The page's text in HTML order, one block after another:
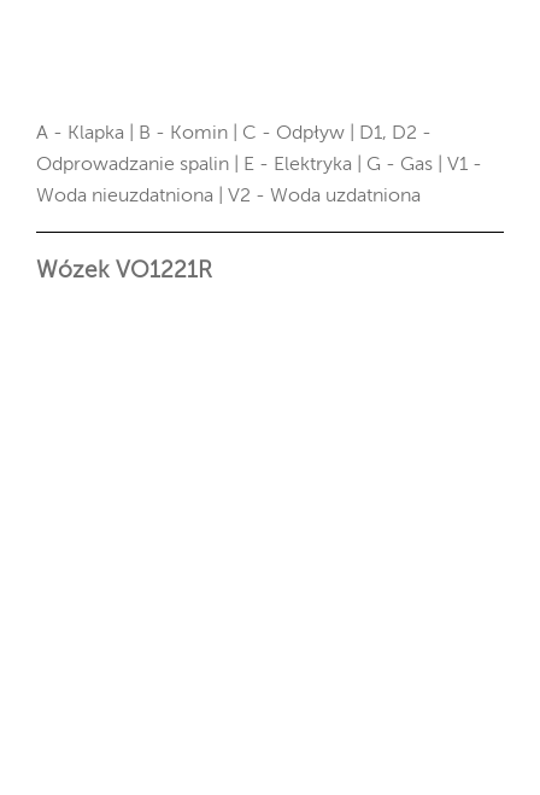
A - Klapka | B - Komin | C - Odpływ | D1, D2 -
Odprowadzanie spalin | E - Elektryka | G - Gas | V1 -
Woda nieuzdatniona | V2 - Woda uzdatniona
Wózek VO1221R